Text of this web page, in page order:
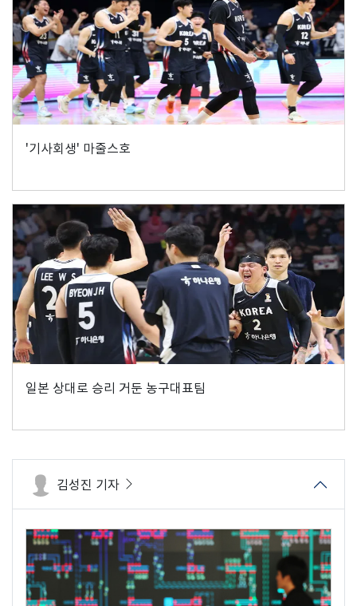
'기사회생' 마줄스호
일본 상대로 승리 거둔 농구대표팀
김성진 기자